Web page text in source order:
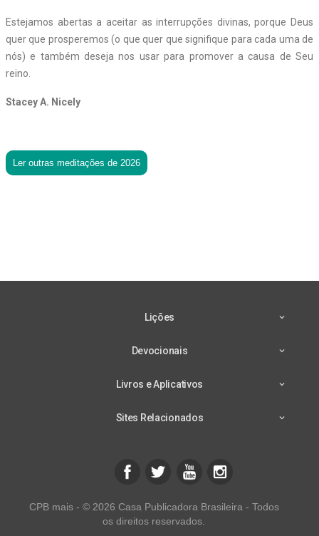
Estejamos abertas a aceitar as interrupções divinas, porque Deus
quer que prosperemos (o que quer que signifique para cada uma de
nós) e também deseja nos usar para promover a causa de Seu
reino.
Stacey A. Nicely
Ler outras meditações de 2026
Lições
Devocionais
Livros e Aplicativos
Sites Relacionados
CPB mais - © 2026 Casa Publicadora Brasileira - Todos
os direitos reservados.